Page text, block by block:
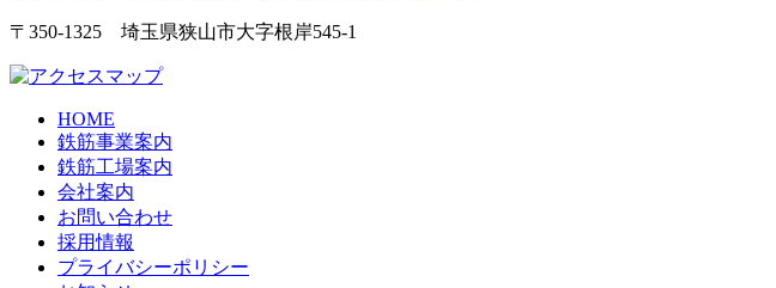
〒350-1325 埼玉県狭山市大字根岸545-1
HOME
鉄筋事業案内
鉄筋工場案内
会社案内
お問い合わせ
採用情報
プライバシーポリシー